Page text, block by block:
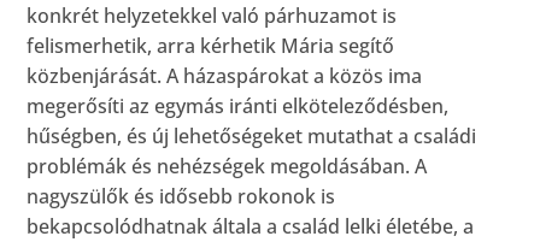
konkrét helyzetekkel való párhuzamot is
felismerhetik, arra kérhetik Mária segítő
közbenjárását. A házaspárokat a közös ima
megerősíti az egymás iránti elköteleződésben,
hűségben, és új lehetőségeket mutathat a családi
problémák és nehézségek megoldásában. A
nagyszülők és idősebb rokonok is
bekapcsolódhatnak általa a család lelki életébe, a